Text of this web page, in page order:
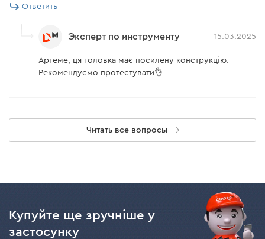
Ответить
Эксперт по инструменту 15.03.2025
Артеме, ця головка має посилену конструкцію.
Рекомендуємо протестувати👌
Читать все вопросы
Купуйте ще зручніше у
застосунку